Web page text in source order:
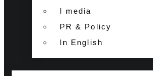
I media
PR & Policy
In English